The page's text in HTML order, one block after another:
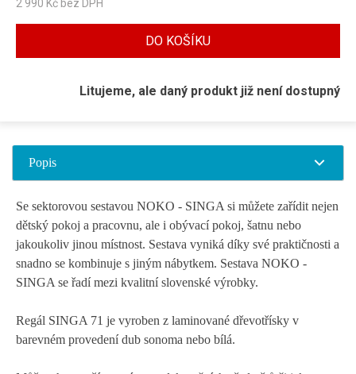
2 990 Kč bez DPH
DO KOŠÍKU
Litujeme, ale daný produkt již není dostupný
Popis
Se sektorovou sestavou NOKO - SINGA si můžete zařídit nejen
dětský pokoj a pracovnu, ale i obývací pokoj, šatnu nebo
jakoukoliv jinou místnost. Sestava vyniká díky své praktičnosti a
snadno se kombinuje s jiným nábytkem. Sestava NOKO -
SINGA se řadí mezi kvalitní slovenské výrobky.
Regál SINGA 71 je vyroben z laminované dřevotřísky v
barevném provedení dub sonoma nebo bílá.